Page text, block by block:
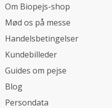
Om Biopejs-shop
Mød os på messe
Handelsbetingelser
Kundebilleder
Guides om pejse
Blog
Persondata